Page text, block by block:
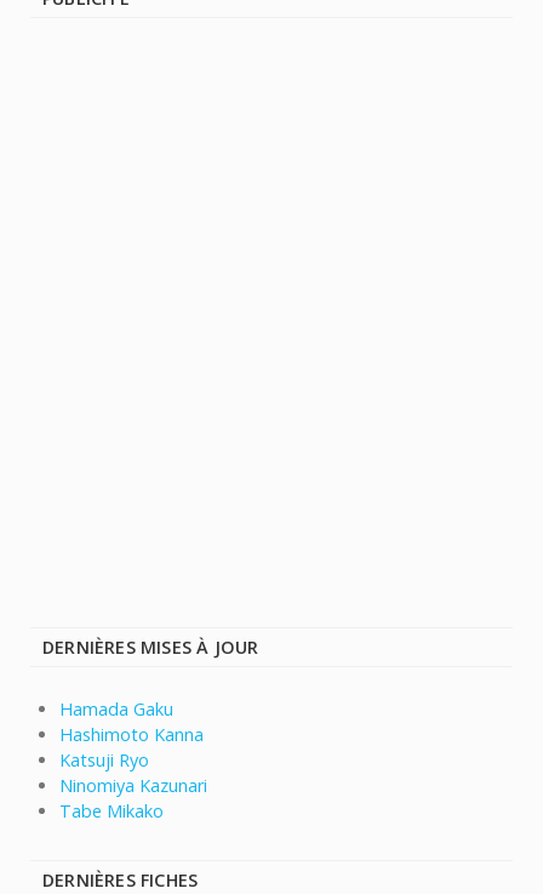
DERNIÈRES MISES À JOUR
Hamada Gaku
Hashimoto Kanna
Katsuji Ryo
Ninomiya Kazunari
Tabe Mikako
DERNIÈRES FICHES